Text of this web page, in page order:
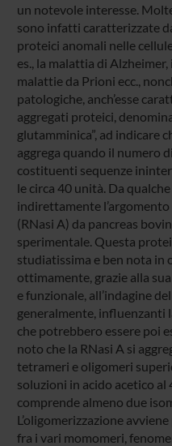
un notevole interesse.
sono infatti caratterizzate
proteici anomali nelle
es., la malattia di
malattie da Prioni ecc.,
patologiche, anch’esse
aggregati proteici,
glutamminica”, ad indicare
aggrega quando il numero
costituenti sequenze
le circa 40 unità. Da
indirettamente
(RNasi A) da pancreas
sperimentale. Questa
studiatissima e ben nota in
ottimamente, grazie alla
e funzionale, all’indagine
generalmente, influenzanti
che potrebbero essere poi
noto che la RNasi A si
tetrameri e oligomeri
soluzioni in acido acetico al
comprende almeno due
L’oligomerizzazione
fra i vari momomeri,